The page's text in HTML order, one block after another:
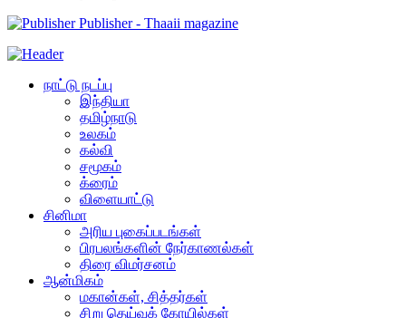
Publisher - Thaaii magazine
நாட்டு நடப்பு
இந்தியா
தமிழ்நாடு
உலகம்
கல்வி
சமூகம்
க்ரைம்
விளையாட்டு
சினிமா
அரிய புகைப்படங்கள்
பிரபலங்களின் நேர்காணல்கள்
திரை விமர்சனம்
ஆன்மிகம்
மகான்கள், சித்தர்கள்
சிறு தெய்வக் கோயில்கள்